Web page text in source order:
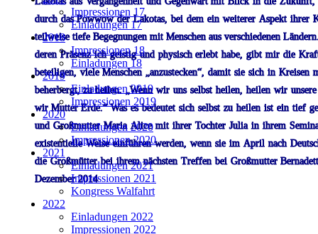
durch dasPowwow der Lakotas, bei dem ein weiterer Aspekt ihrer
teilweise tiefe Begegnungen mit Menschen aus verschiedenen
deren Präsenz ich geistig und physisch erlebt habe, gibt mir die
beteiligen, viele Menschen „anzustecken“, damit sie sich in Kreisen
beherbergt, zu heilen. „Wenn wir uns selbst heilen, heilen wir unsere
wir Mutter Erde.“ Was es bedeutet sich selbst zu heilen ist ein tief
und Großmutter Maria Alice mit ihrer Tochter Julia in ihrem
existentielle Weise einführen werden, wenn sie im April nach
die Großmütter bei ihrem nächsten Treffen bei Großmutter
Dezember 2014
Impressionen 17
Einladungen 17
2018
Impressionen 18
Einladungen 18
2019
Einladungen 2019
Impressionen 2019
2020
Einladungen 2020
Impressionen 2020
2021
Einladungen 2021
Impressionen 2021
Kongress Walfahrt
2022
Einladungen 2022
Impressionen 2022